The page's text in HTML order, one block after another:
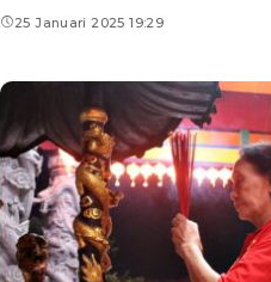
25 Januari 2025 19:29